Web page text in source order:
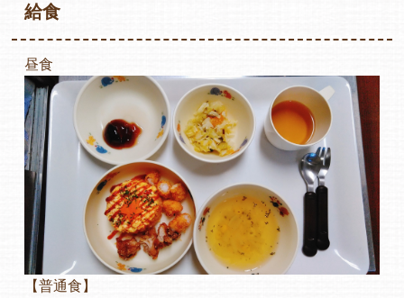
入園・見学の問い合わせ
在園児保護者の方へ
給食
昼食
【普通食】